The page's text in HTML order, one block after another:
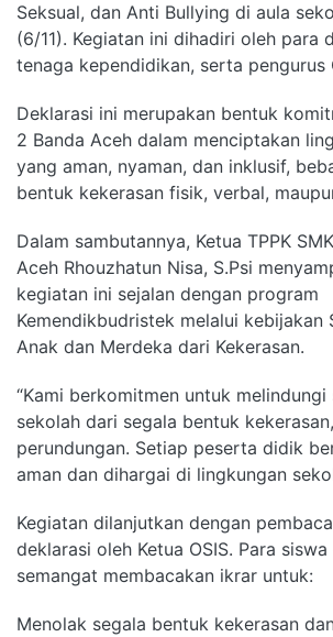
Seksual, dan Anti Bullying di aula
(6/11). Kegiatan ini dihadiri oleh para
tenaga kependidikan, serta pengurus
Deklarasi ini merupakan bentuk
2 Banda Aceh dalam menciptakan
yang aman, nyaman, dan inklusif,
bentuk kekerasan fisik, verbal,
Dalam sambutannya, Ketua TPPK
Aceh Rhouzhatun Nisa, S.Psi
kegiatan ini sejalan dengan program
Kemendikbudristek melalui kebijakan
Anak dan Merdeka dari Kekerasan.
“Kami berkomitmen untuk melindungi
sekolah dari segala bentuk
perundungan. Setiap peserta didik
aman dan dihargai di lingkungan
Kegiatan dilanjutkan dengan
deklarasi oleh Ketua OSIS. Para
semangat membacakan ikrar untuk:
Menolak segala bentuk kekerasan